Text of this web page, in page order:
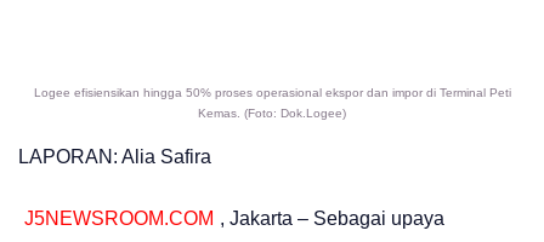
Logee efisiensikan hingga 50% proses operasional ekspor dan impor di Terminal Peti
Kemas. (Foto: Dok.Logee)
LAPORAN: Alia Safira
J5NEWSROOM.COM , Jakarta – Sebagai upaya